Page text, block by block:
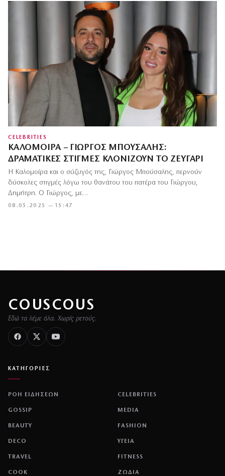
CELEBRITIES
ΚΑΛΟΜΟΊΡΑ – ΓΙΏΡΓΟΣ ΜΠΟΎΣΑΛΗΣ:
ΔΡΑΜΑΤΙΚΈΣ ΣΤΙΓΜΈΣ ΚΛΟΝΊΖΟΥΝ ΤΟ ΖΕΥΓΆΡΙ
08.05.2025 — 15:47
Η Καλομοίρα και ο σύζυγός της, Γιώργος Μπούσαλης, περνούν
δύσκολες στιγμές λόγω του θανάτου του πατέρα του Γιώργου,
Δημήτρη. Ο Γιώργος, με…
COUSCOUS
Εδώ τα λέμε όλα. Χωρίς ρετούς.
ΚΑΤΗΓΟΡΙΕΣ
ΡΟΗ ΕΙΔΗΣΕΩΝ CELEBRITIES
GOSSIP MEDIA
BEAUTY FASHION
DECO ΥΓΕΙΑ
TRAVEL FITNESS
COOK ΖΩΔΙΑ